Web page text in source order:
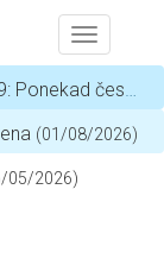
Toggle
ABECEDA FIZIKE #29: Ponekad čestica, a ponekad val – ovisi o okolnostima
(01/08/2026)
05/2026)